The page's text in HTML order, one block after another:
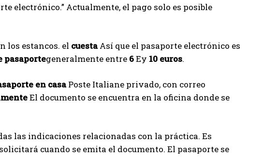
electrónico.” Actualmente, el pago solo es posible
los estancos. el cuestaAsí que el pasaporte electrónico es
pasaportegeneralmente entre 6Ey 10 euros.
en casaPoste Italiane privado, con correo
El documento se encuentra en la oficina donde se
las indicaciones relacionadas con la práctica. Es
cuando se emita el documento. El pasaporte se